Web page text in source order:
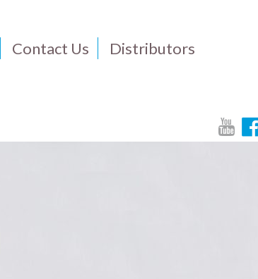
Contact Us Distributors